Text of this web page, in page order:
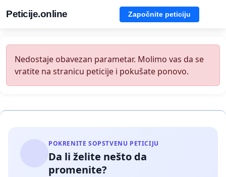
Peticije.online Započnite peticiju
Nedostaje obavezan parametar. Molimo vas da se
vratite na stranicu peticije i pokušate ponovo.
POKRENITE SOPSTVENU PETICIJU
Da li želite nešto da
promenite?